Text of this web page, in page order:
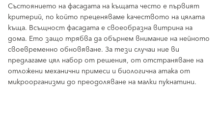
Състоянието на фасадата на къщата често е първият
критерий, по който преценяваме качеството на цялата
къща. Всъщност фасадата е своеобразна витрина на
дома. Ето защо трябва да обърнем внимание на нейното
своевременно обновяване. За тези случаи ние ви
предлагаме цял набор от решения, от отстраняване на
отложени механични примеси и биологична атака от
микроорганизми до преодоляване на малки пукнатини.